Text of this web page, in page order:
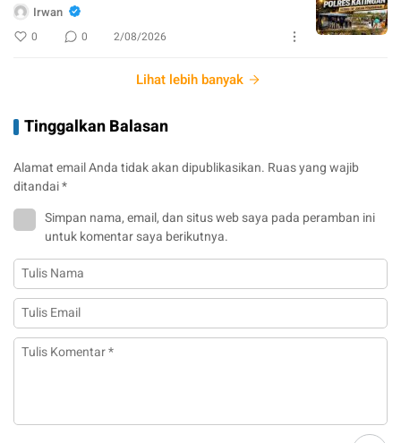
Irwan
0 0 2/08/2026
Lihat lebih banyak
Tinggalkan Balasan
Alamat email Anda tidak akan dipublikasikan. Ruas yang wajib
ditandai*
Simpan nama, email, dan situs web saya pada peramban ini
untuk komentar saya berikutnya.